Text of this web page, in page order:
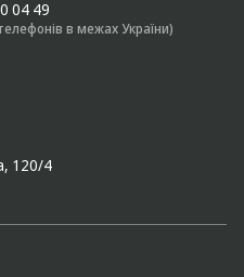
04 49
в межах України)
120/4